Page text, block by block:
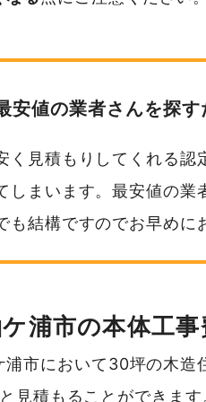
安値の業者さんを探
く見積もりしてくれる認
しまいます。最安値の業
も結構ですのでお早めに
浦市の本体工
浦市において30坪の木造
見積もることができます